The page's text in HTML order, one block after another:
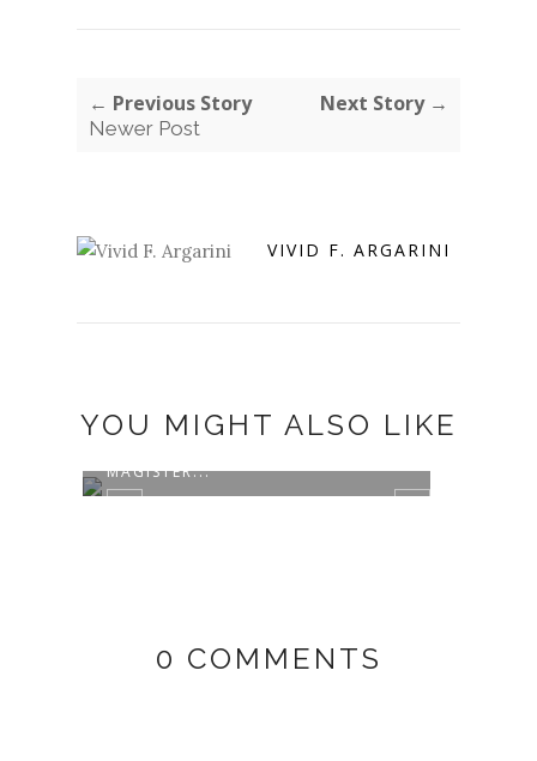
← Previous Story
Newer Post
Next Story →
VIVID F. ARGARINI
YOU MIGHT ALSO LIKE
MAGISTER...
0 COMMENTS